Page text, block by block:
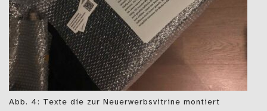
Abb. 4: Texte die zur Neuerwerbsvitrine montiert